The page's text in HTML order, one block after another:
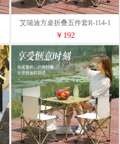
艾瑞迪方桌折叠五件套R-114-1
￥192